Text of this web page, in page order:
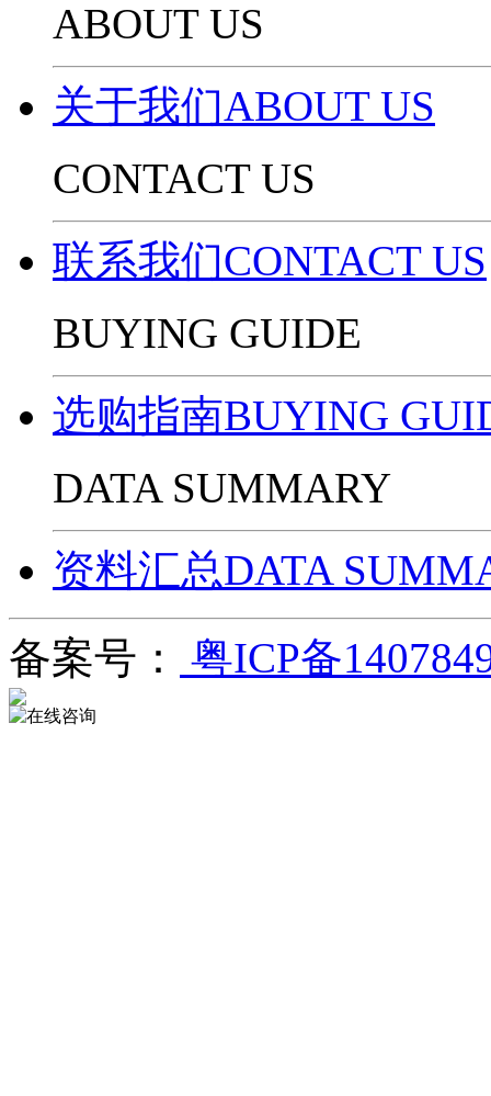
ABOUT US
关于我们ABOUT US
CONTACT US
联系我们CONTACT US
BUYING GUIDE
选购指南BUYING
DATA SUMMARY
资料汇总DATA
备案号：
粤ICP备